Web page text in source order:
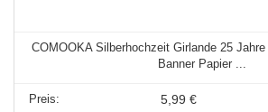
COMOOKA Silberhochzeit Girlande 25
Banner Papier ...
5,99 €